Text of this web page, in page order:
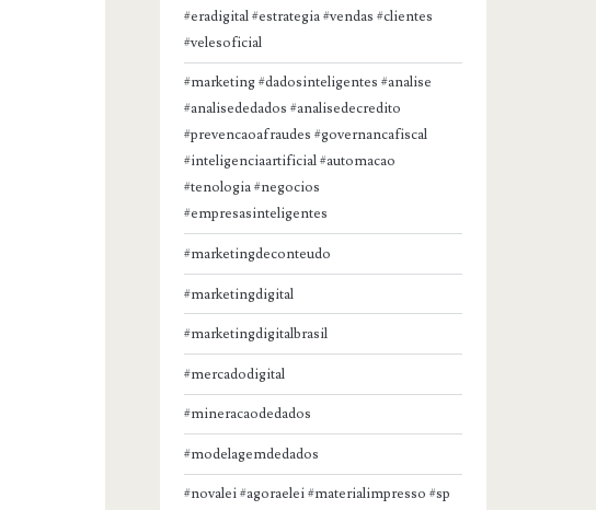
#eradigital #estrategia #vendas #clientes
#velesoficial
#marketing #dadosinteligentes #analise
#analisededados #analisedecredito
#prevencaoafraudes #governancafiscal
#inteligenciaartificial #automacao
#tenologia #negocios
#empresasinteligentes
#marketingdeconteudo
#marketingdigital
#marketingdigitalbrasil
#mercadodigital
#mineracaodedados
#modelagemdedados
#novalei #agoraelei #materialimpresso #sp